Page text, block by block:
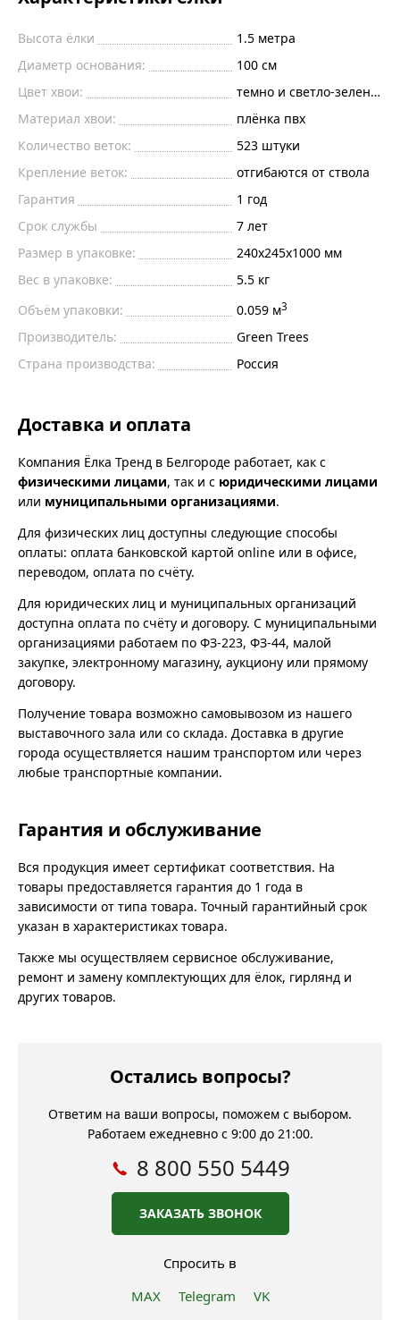
Высота ёлки 1.5 метра
Диаметр основания:
100 см
Цвет хвои:
темно и светло-зеленый
Материал хвои:
плёнка пвх
Количество веток:
523 штуки
Крепление веток:
отгибаются от ствола
Гарантия
1 год
Срок службы
7 лет
Размер в упаковке:
240х245х1000 мм
Вес в упаковке:
5.5 кг
Объём упаковки:
0.059 м3
Производитель:
Green Trees
Страна производства:
Россия
Доставка и оплата
Компания Ёлка Тренд в Белгороде работает, как с
физическими лицами, так и с юридическими лицами
или муниципальными организациями.
Для физических лиц доступны следующие способы
оплаты: оплата банковской картой online или в офисе,
переводом, оплата по счёту.
Для юридических лиц и муниципальных организаций
доступна оплата по счёту и договору. С муниципальными
организациями работаем по ФЗ-223, ФЗ-44, малой
закупке, электронному магазину, аукциону или прямому
договору.
Получение товара возможно самовывозом из нашего
выставочного зала или со склада. Доставка в другие
города осуществляется нашим транспортом или через
любые транспортные компании.
Гарантия и обслуживание
Вся продукция имеет сертификат соответствия. На
товары предоставляется гарантия до 1 года в
зависимости от типа товара. Точный гарантийный срок
указан в характеристиках товара.
Также мы осуществляем сервисное обслуживание,
ремонт и замену комплектующих для ёлок, гирлянд и
других товаров.
Остались вопросы?
Ответим на ваши вопросы, поможем с выбором.
Работаем ежедневно с 9:00 до 21:00.
8 800 550 5449
ЗАКАЗАТЬ ЗВОНОК
Спросить в
MAX
Telegram VK